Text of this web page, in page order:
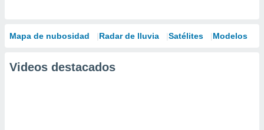
Mapa de nubosidad Radar de lluvia Satélites Modelos
Videos destacados